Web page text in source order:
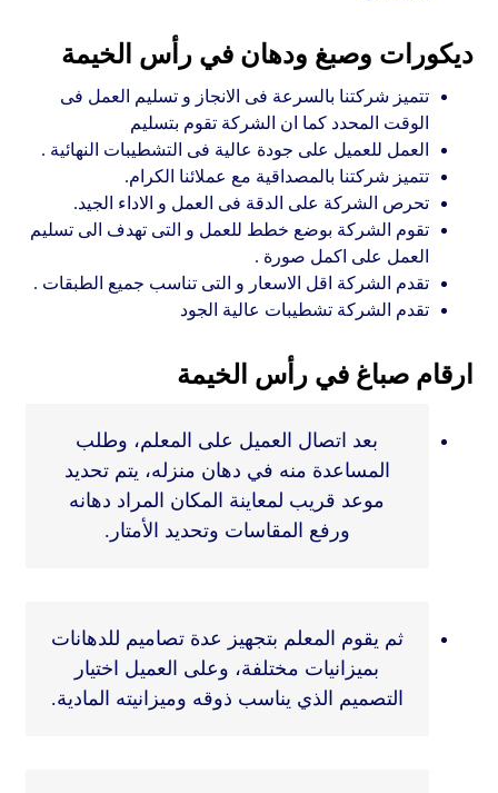
ديكورات وصبغ ودهان في رأس الخيمة
تتميز شركتنا بالسرعة فى الانجاز و تسليم العمل فى
الوقت المحدد كما ان الشركة تقوم بتسليم
العمل للعميل على جودة عالية فى التشطيبات النهائية .
تتميز شركتنا بالمصداقية مع عملائنا الكرام.
تحرص الشركة على الدقة فى العمل و الاداء الجيد.
تقوم الشركة بوضع خطط للعمل و التى تهدف الى تسليم
العمل على اكمل صورة .
تقدم الشركة اقل الاسعار و التى تناسب جميع الطبقات .
تقدم الشركة تشطيبات عالية الجود
ارقام صباغ في رأس الخيمة
بعد اتصال العميل على المعلم، وطلب
المساعدة منه في دهان منزله، يتم تحديد
موعد قريب لمعاينة المكان المراد دهانه
ورفع المقاسات وتحديد الأمتار.
ثم يقوم المعلم بتجهيز عدة تصاميم للدهانات
بميزانيات مختلفة، وعلى العميل اختيار
التصميم الذي يناسب ذوقه وميزانيته المادية.